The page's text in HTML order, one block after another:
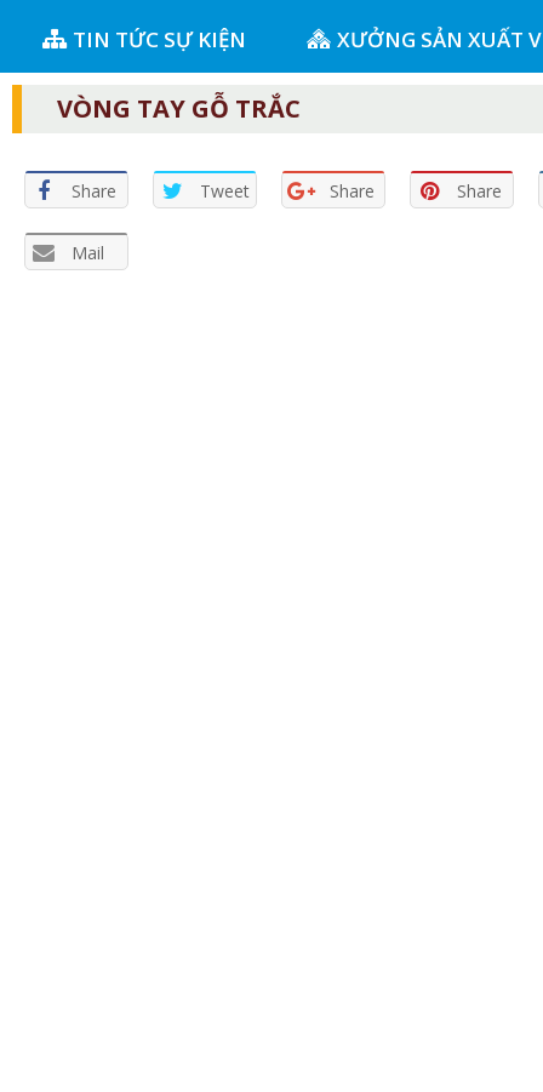
TIN TỨC SỰ KIỆN XƯỞNG SẢN XUẤT
VÒNG TAY GỖ TRẮC
Share Tweet Share Share
Mail